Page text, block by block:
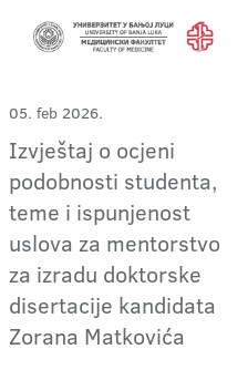
05. feb 2026.
Izvještaj o ocjeni
podobnosti studenta,
teme i ispunjenost
uslova za mentorstvo
za izradu doktorske
disertacije kandidata
Zorana Matkovića